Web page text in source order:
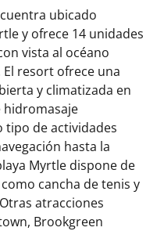
ubicado
y ofrece 14 unidades
vista al océano
resort ofrece una
y climatizada en
hidromasaje
tipo de actividades
hasta la
Myrtle dispone de
cancha de tenis y
atracciones
Brookgreen